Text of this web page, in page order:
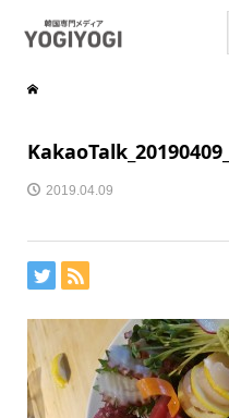
2019.04.09